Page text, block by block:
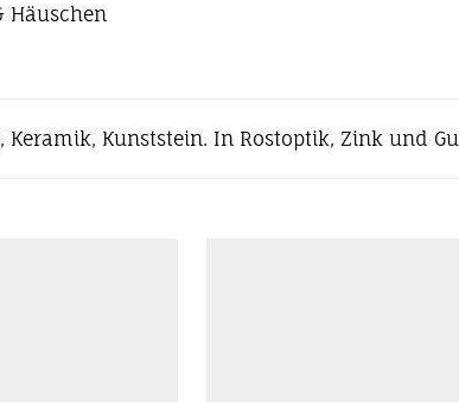
Häuschen
Kunststein. In Rostoptik, Zink und